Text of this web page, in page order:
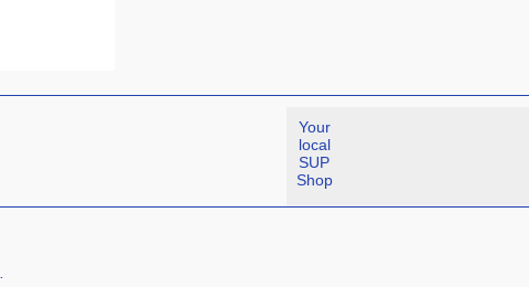
Your
local
SUP
Shop